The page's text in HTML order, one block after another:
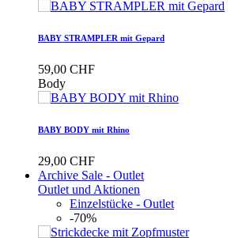
BABY STRAMPLER mit Gepard
59,00 CHF
Body
BABY BODY mit Rhino
29,00 CHF
Archive Sale - Outlet
Outlet und Aktionen
Einzelstücke - Outlet
-70%